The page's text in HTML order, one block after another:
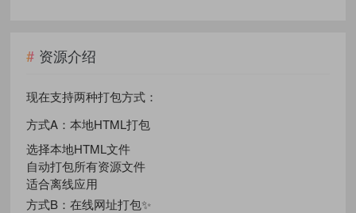
资源介绍
现在支持两种打包方式：
方式A：本地HTML打包
选择本地HTML文件
自动打包所有资源文件
适合离线应用
方式B：在线网址打包✨